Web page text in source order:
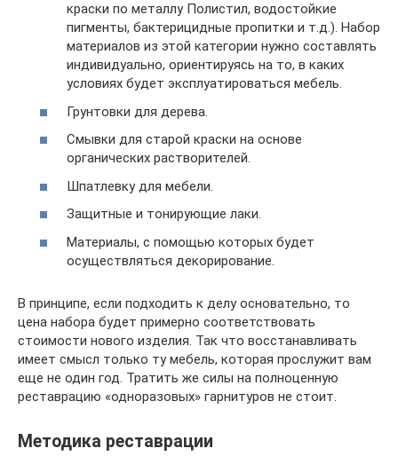
краски по металлу Полистил, водостойкие
пигменты, бактерицидные пропитки и т.д.). Набор
материалов из этой категории нужно составлять
индивидуально, ориентируясь на то, в каких
условиях будет эксплуатироваться мебель.
Грунтовки для дерева.
Смывки для старой краски на основе
органических растворителей.
Шпатлевку для мебели.
Защитные и тонирующие лаки.
Материалы, с помощью которых будет
осуществляться декорирование.
В принципе, если подходить к делу основательно, то
цена набора будет примерно соответствовать
стоимости нового изделия. Так что восстанавливать
имеет смысл только ту мебель, которая прослужит вам
еще не один год. Тратить же силы на полноценную
реставрацию «одноразовых» гарнитуров не стоит.
Методика реставрации